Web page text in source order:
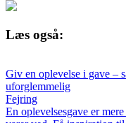
Læs også:
Giv en oplevelse i gave –
uforglemmelig
Fejring
En oplevelsesgave er